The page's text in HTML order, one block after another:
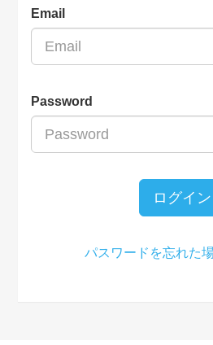
Email
Password
ログイン
パスワードを忘れた